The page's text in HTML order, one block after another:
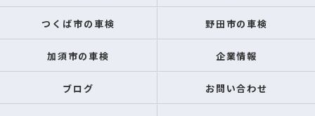
つくば市の車検 野田市の車検
加須市の車検 企業情報
ブログ お問い合わせ